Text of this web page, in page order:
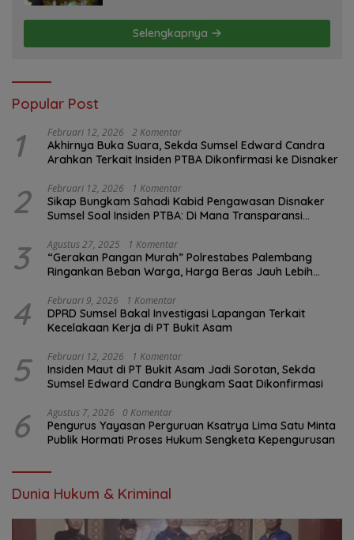
Selengkapnya
Popular Post
1 Februari 12, 2026 2 Komentar
Akhirnya Buka Suara, Sekda Sumsel Edward Candra
Arahkan Terkait Insiden PTBA Dikonfirmasi ke Disnaker
2 Februari 12, 2026 1 Komentar
Sikap Bungkam Sahadi Kabid Pengawasan Disnaker
Sumsel Soal Insiden PTBA: Di Mana Transparansi
3 Agustus 27, 2025 1 Komentar
“Gerakan Pangan Murah” Polrestabes Palembang
Ringankan Beban Warga, Harga Beras Jauh Lebih
4 Februari 9, 2026 1 Komentar
DPRD Sumsel Bakal Investigasi Lapangan Terkait
Kecelakaan Kerja di PT Bukit Asam
5 Februari 12, 2026 1 Komentar
Insiden Maut di PT Bukit Asam Jadi Sorotan, Sekda
Sumsel Edward Candra Bungkam Saat Dikonfirmasi
6 Agustus 7, 2026 0 Komentar
Pengurus Yayasan Perguruan Ksatrya Lima Satu Minta
Publik Hormati Proses Hukum Sengketa Kepengurusan
Dunia Hukum & Kriminal